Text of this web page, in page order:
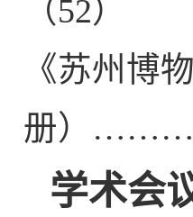
（52）
《苏州博
册）
学术会